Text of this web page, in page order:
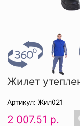
Жилет
Артикул: Жил021
2 007.51 р.